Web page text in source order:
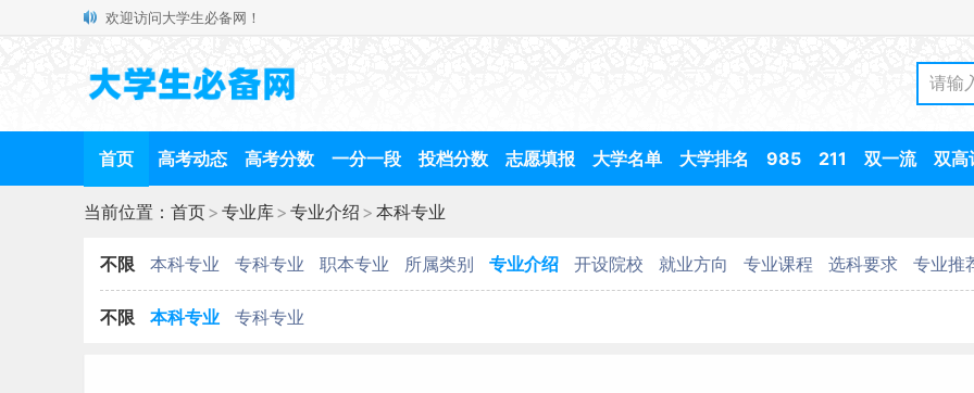
欢迎访问大学生必备网！
首页 高考动态 高考分数 一分一段 投档分数 志愿填报 大学名单 大学排名 985 211 双一流 双高
当前位置： 首页> 专业库> 专业介绍 > 本科专业
不限 本科专业 专科专业 职本专业 所属类别 专业介绍 开设院校 就业方向 专业课程 选科要求 专业推
不限 本科专业 专科专业